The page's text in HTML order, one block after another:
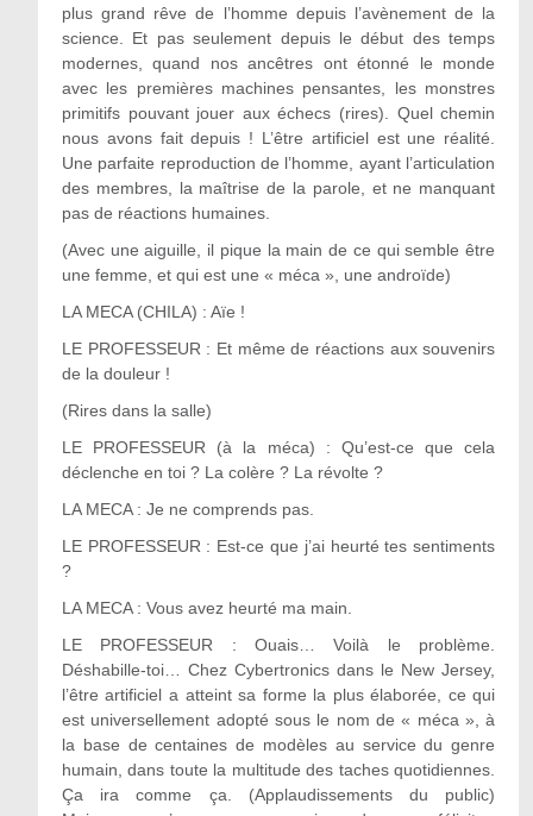
plus grand rêve de l’homme depuis l’avènement de la
science. Et pas seulement depuis le début des temps
modernes, quand nos ancêtres ont étonné le monde
avec les premières machines pensantes, les monstres
primitifs pouvant jouer aux échecs (rires). Quel chemin
nous avons fait depuis ! L’être artificiel est une réalité.
Une parfaite reproduction de l’homme, ayant l’articulation
des membres, la maîtrise de la parole, et ne manquant
pas de réactions humaines.
(Avec une aiguille, il pique la main de ce qui semble être
une femme, et qui est une « méca », une androïde)
LA MECA (CHILA) : Aïe !
LE PROFESSEUR : Et même de réactions aux souvenirs
de la douleur !
(Rires dans la salle)
LE PROFESSEUR (à la méca) : Qu’est-ce que cela
déclenche en toi ? La colère ? La révolte ?
LA MECA : Je ne comprends pas.
LE PROFESSEUR : Est-ce que j’ai heurté tes sentiments
?
LA MECA : Vous avez heurté ma main.
LE PROFESSEUR : Ouais… Voilà le problème.
Déshabille-toi… Chez Cybertronics dans le New Jersey,
l’être artificiel a atteint sa forme la plus élaborée, ce qui
est universellement adopté sous le nom de « méca », à
la base de centaines de modèles au service du genre
humain, dans toute la multitude des taches quotidiennes.
Ça ira comme ça. (Applaudissements du public)